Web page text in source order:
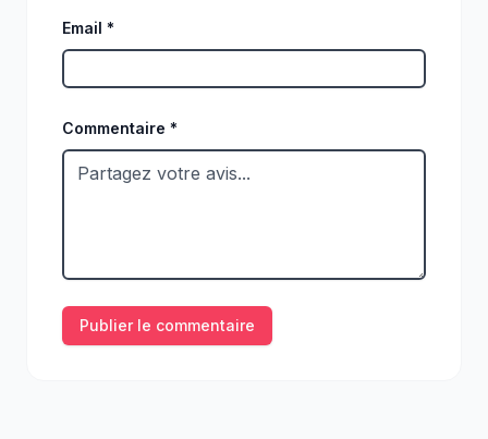
Email *
Commentaire *
Publier le commentaire